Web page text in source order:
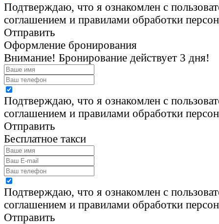
Подтверждаю, что я ознакомлен с
соглашением и правилами обработки
Отправить
Оформление бронирования
Внимание! Бронирование действует 3 дня!
Подтверждаю, что я ознакомлен с
соглашением и правилами обработки
Отправить
Бесплатное такси
Подтверждаю, что я ознакомлен с
соглашением и правилами обработки
Отправить